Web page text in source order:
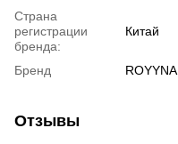
Страна
регистрации
бренда:
Китай
Бренд ROYYNA
Отзывы